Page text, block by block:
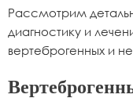
Рассмотрим
диагностику и
вертеброгенных и